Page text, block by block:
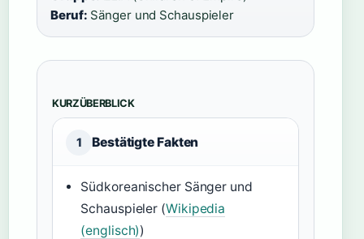
Beruf: Sänger und Schauspieler
KURZÜBERBLICK
1 Bestätigte Fakten
Südkoreanischer Sänger und
Schauspieler (Wikipedia
(englisch))